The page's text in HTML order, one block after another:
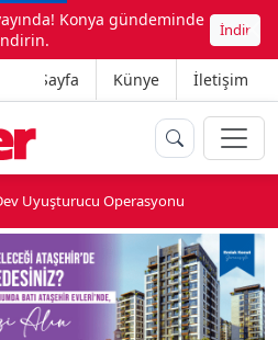
Konya gündeminde
İndir
Ana Sayfa Künye İletişim
Uyuşturucu Operasyonu